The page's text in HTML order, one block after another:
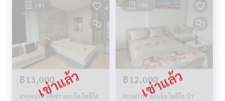
เช่า
฿13,000
IDON238 ให้เช่า คอนโด ไอดีโอ
เช่า
฿12,000
IDON107 คอนโด ไอดีโอ นิว